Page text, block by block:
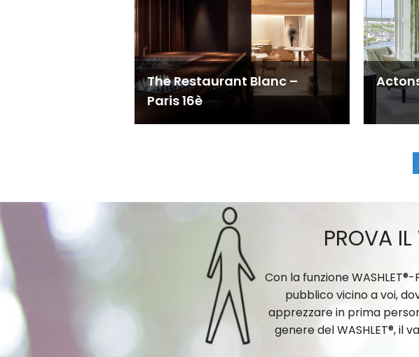
The Restaurant Blanc –
Paris 16è
PROVA
Con la funzione
pubblico vicino a voi,
apprezzare in prima
genere del WASHLET®, il